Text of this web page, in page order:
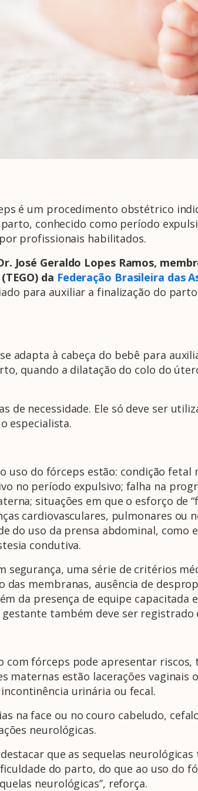
é um procedimento obstétrico
conhecido como período
profissionais habilitados.
José Geraldo Lopes Ramos,
da Federação Brasileira das
para auxiliar a finalização do
adapta à cabeça do bebê para
quando a dilatação do colo do
de necessidade. Ele só deve ser
especialista.
uso do fórceps estão: condição
no período expulsivo; falha na
situações em que o esforço de
cardiovasculares, pulmonares ou
do uso da prensa abdominal, como
condutiva.
segurança, uma série de critérios
membranas, ausência de
da presença de equipe capacitada
também deve ser
com fórceps pode apresentar
maternas estão lacerações
urinária ou fecal.
na face ou no couro cabeludo,
neurológicas.
que as sequelas
do parto, do que ao uso do
neurológicas”, reforça.